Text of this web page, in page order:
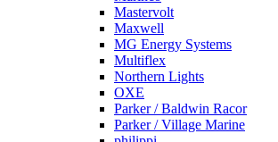
Mastervolt
Maxwell
MG Energy Systems
Multiflex
Northern Lights
OXE
Parker / Baldwin Racor
Parker / Village Marine